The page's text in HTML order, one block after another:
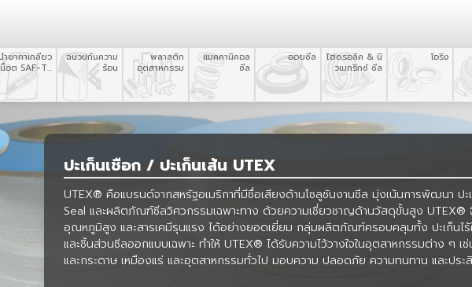
ำยาทาเกลียว
น็อต SAF-T-
ฉนวนกันความ
ร้อน
พลาสติก
อุตสาหกรรม
แมคคานิคอล
ซีล
ออยซีล
ไฮดรอลิค & นิ
วเมทริกซ์ ซีล
โอริง
ปะเก็นเชือก / ปะเก็นเส้น UTEX
UTEX® คือแบรนด์จากสหรัฐอเมริกาที่มีชื่อเสียงด้านโซลูชันงานซีล มุ่งเน้นการพัฒนา ป
Seal และผลิตภัณฑ์ซีลวิศวกรรมเฉพาะทาง ด้วยความเชี่ยวชาญด้านวัสดุขั้นสูง UTEX®
อุณหภูมิสูง และสารเคมีรุนแรง ได้อย่างยอดเยี่ยม กลุ่มผลิตภัณฑ์ครอบคลุมทั้ง ปะเก็นไ
และชิ้นส่วนซีลออกแบบเฉพาะ ทำให้ UTEX® ได้รับความไว้วางใจในอุตสาหกรรมต่าง ๆ เ
และกระดาษ เหมืองแร่ และอุตสาหกรรมทั่วไป มอบความ ปลอดภัย ความทนทาน และป